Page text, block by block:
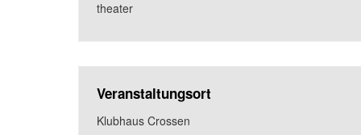
theater
Veranstaltungsort
Klubhaus Crossen